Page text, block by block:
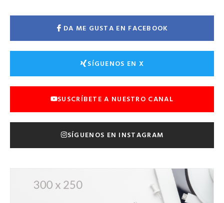
DA ME GUSTA EN FACEBOOK
SÍGUENOS EN X
SUSCRÍBETE A NUESTRO CANAL
SÍGUENOS EN INSTAGRAM